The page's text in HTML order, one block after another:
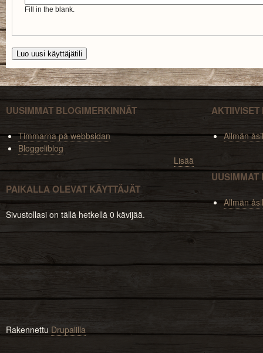
Fill in the blank.
UUSIMMAT BLOGIMERKINNÄT
Timmarna på webbsidan
Bloggeliblog
Lisää
PAIKALLA OLEVAT KÄYTTÄJÄT
Sivustollasi on tällä hetkellä 0 kävijää.
AKTIIVISET
Allmän
UUSIMMAT
Allmän
Rakennettu Drupalilla